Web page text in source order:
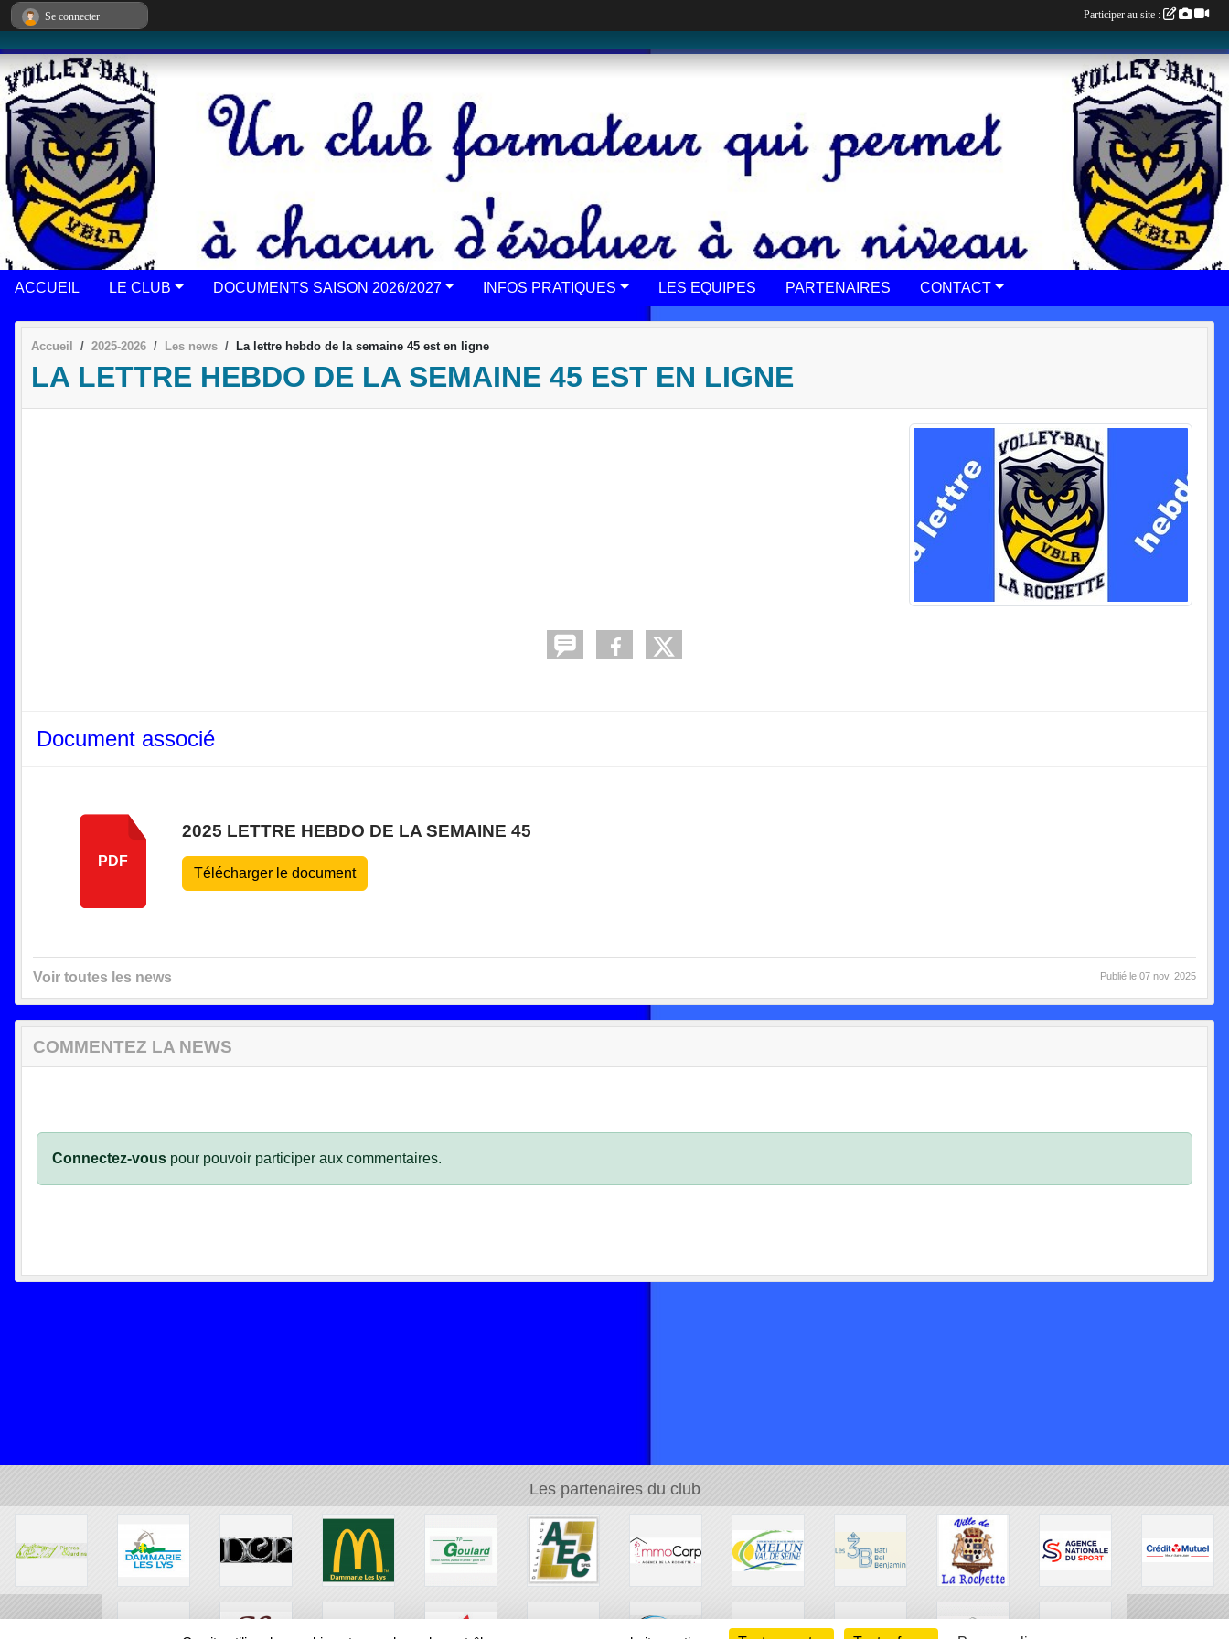
ACCUEIL LE CLUB DOCUMENTS SAISON 2026/2027 INFOS PRATIQUES LES EQUIPES PARTENAIRES CONTACT
Accueil 2025-2026 Les news La lettre hebdo de la semaine 45 est en ligne
LA LETTRE HEBDO DE LA SEMAINE 45 EST EN LIGNE
Document associé
PDF
2025 LETTRE HEBDO DE LA SEMAINE 45
Télécharger le document
Voir toutes les news Publié le 07 nov. 2025
COMMENTEZ LA NEWS
Connectez-vous pour pouvoir participer aux commentaires.
Les partenaires du club
Se connecter Participer au site :
Panneau de gestion des cookies